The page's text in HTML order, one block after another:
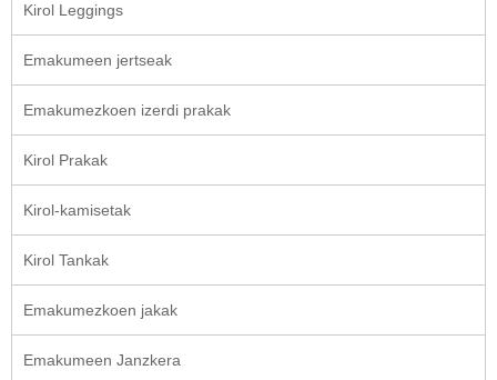
Kirol Leggings
Emakumeen jertseak
Emakumezkoen izerdi prakak
Kirol Prakak
Kirol-kamisetak
Kirol Tankak
Emakumezkoen jakak
Emakumeen Janzkera